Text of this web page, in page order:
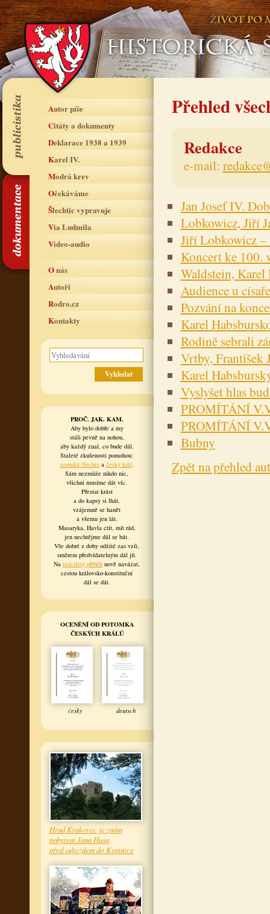
Autor píše
Citáty a dokumenty
Deklarace 1938 a 1939
Karel IV.
Modrá krev
Očekáváme
Šlechtic vypravuje
Via Ludmila
Video-audio
O nás
Autoři
Rodro.cz
Kontakty
PROČ. JAK. KAM.
Aby bylo dobře a my
stáli pevně na nohou,
aby každý znal, co bude dál.
Staleté zkušenosti pomohou:
zemská šlechtaa český král.
Sám nezmůže nikdo nic,
všichni musíme dát víc.
Přestat krást
a do kapsy si lhát,
vzájemně se hanět
a všemu jen lát.
Masaryka, Havla ctít, mít rád,
jen nechtějme dál se bát.
Vše dobré z doby odžité zas vzít,
směrem předvídatelným dál jít.
Na tisíciletý příběh nově navázat,
cestou královsko-konstituční
dál se dát.
OCENĚNÍ OD POTOMKA
ČESKÝCH KRÁLŮ
česky deutsch
Hrad Krakovec je znám
pobytem Jana Husa
před odjezdem do Kostnice
Přehled
Redakce
e-mail:
Jan Josef IV.
Lobkowicz, Jiří
Jiří Lobkowicz –
Koncert ke 100.
Waldstein,
Audience u
Pozvání na
Karel
Rodině sebrali
Vrtby, František
Karel
Vyslyšet hlas
PROMÍTÁNÍ
PROMÍTÁNÍ
Bubny
Zpět na přehled